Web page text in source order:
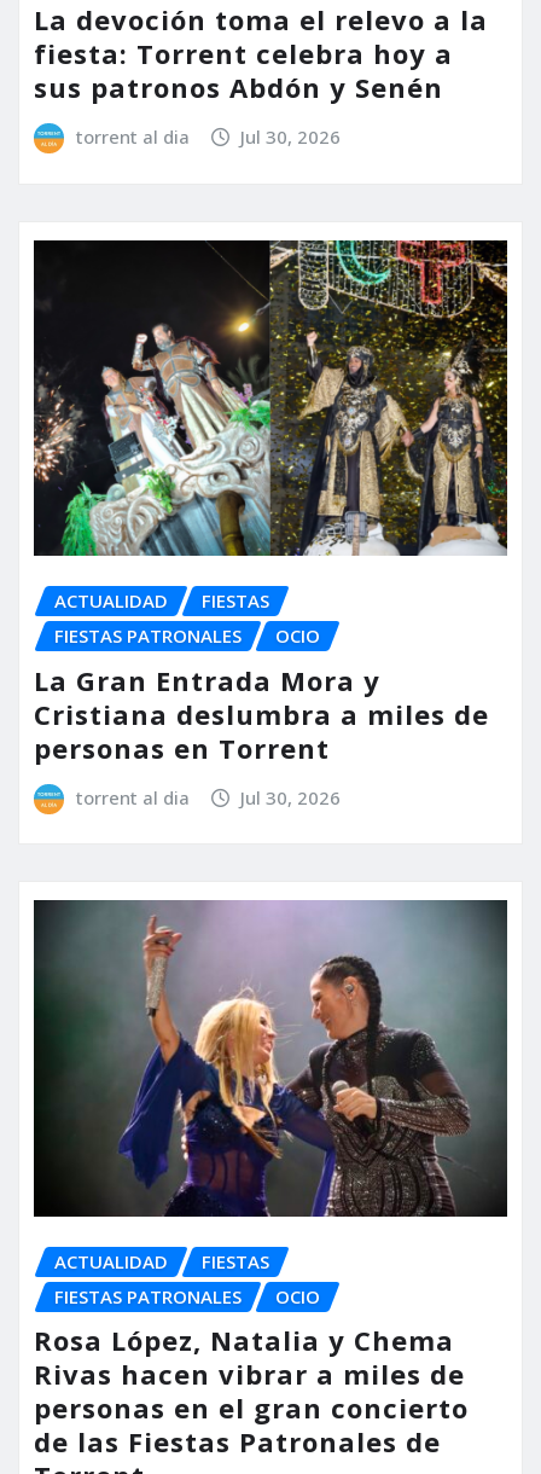
La devoción toma el relevo a la
fiesta: Torrent celebra hoy a
sus patronos Abdón y Senén
torrent al dia Jul 30, 2026
ACTUALIDAD
FIESTAS
FIESTAS PATRONALES
OCIO
La Gran Entrada Mora y
Cristiana deslumbra a miles de
personas en Torrent
torrent al dia Jul 30, 2026
ACTUALIDAD
FIESTAS
FIESTAS PATRONALES
OCIO
Rosa López, Natalia y Chema
Rivas hacen vibrar a miles de
personas en el gran concierto
de las Fiestas Patronales de